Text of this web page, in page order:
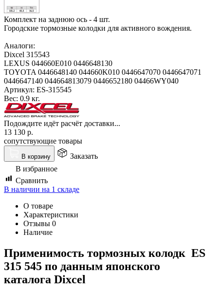
Комплект на заднюю ось - 4 шт.
Городские тормозные колодки для активного вождения.
Аналоги:
Dixcel 315543
LEXUS 044660E010 0446648130
TOYOTA 0446648140 044660K010 0446647070 0446647071
0446647140 044664813079 0446652180 04466WY040
Артикул: ES-315545
Вес: 0.9 кг.
Подождите идёт расчёт доставки...
13 130 р.
сопутствующие товары
В корзину
Заказать
В избранное
Сравнить
В наличии на 1 складе
О товаре
Характеристики
Отзывы 0
Наличие
Применимость тормозных колодк ES
315 545 по данным японского
каталога Dixcel